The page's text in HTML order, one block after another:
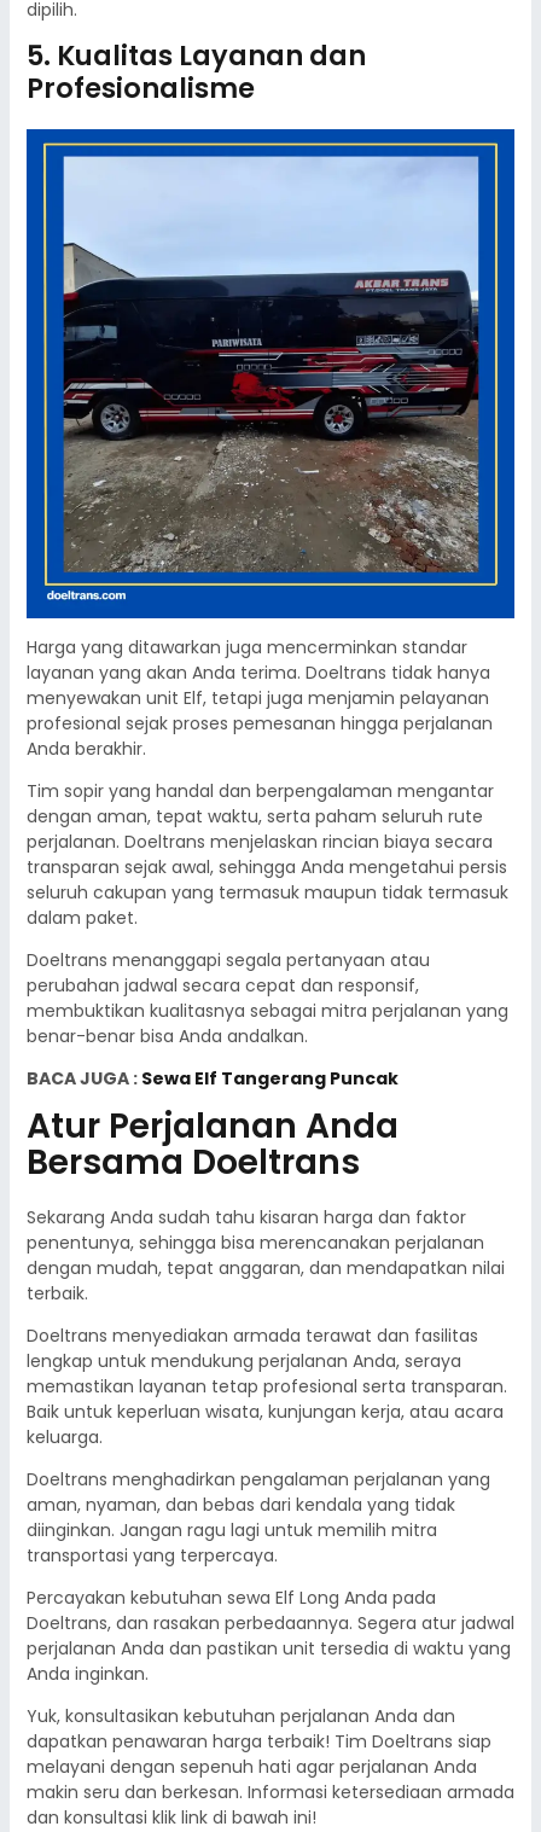
dipilih.
5. Kualitas Layanan dan
Profesionalisme
Harga yang ditawarkan juga mencerminkan standar
layanan yang akan Anda terima. Doeltrans tidak hanya
menyewakan unit Elf, tetapi juga menjamin pelayanan
profesional sejak proses pemesanan hingga perjalanan
Anda berakhir.
Tim sopir yang handal dan berpengalaman mengantar
dengan aman, tepat waktu, serta paham seluruh rute
perjalanan. Doeltrans menjelaskan rincian biaya secara
transparan sejak awal, sehingga Anda mengetahui persis
seluruh cakupan yang termasuk maupun tidak termasuk
dalam paket.
Doeltrans menanggapi segala pertanyaan atau
perubahan jadwal secara cepat dan responsif,
membuktikan kualitasnya sebagai mitra perjalanan yang
benar-benar bisa Anda andalkan.
BACA JUGA : Sewa Elf Tangerang Puncak
Atur Perjalanan Anda
Bersama Doeltrans
Sekarang Anda sudah tahu kisaran harga dan faktor
penentunya, sehingga bisa merencanakan perjalanan
dengan mudah, tepat anggaran, dan mendapatkan nilai
terbaik.
Doeltrans menyediakan armada terawat dan fasilitas
lengkap untuk mendukung perjalanan Anda, seraya
memastikan layanan tetap profesional serta transparan.
Baik untuk keperluan wisata, kunjungan kerja, atau acara
keluarga.
Doeltrans menghadirkan pengalaman perjalanan yang
aman, nyaman, dan bebas dari kendala yang tidak
diinginkan. Jangan ragu lagi untuk memilih mitra
transportasi yang terpercaya.
Percayakan kebutuhan sewa Elf Long Anda pada
Doeltrans, dan rasakan perbedaannya. Segera atur jadwal
perjalanan Anda dan pastikan unit tersedia di waktu yang
Anda inginkan.
Yuk, konsultasikan kebutuhan perjalanan Anda dan
dapatkan penawaran harga terbaik! Tim Doeltrans siap
melayani dengan sepenuh hati agar perjalanan Anda
makin seru dan berkesan. Informasi ketersediaan armada
dan konsultasi klik link di bawah ini!